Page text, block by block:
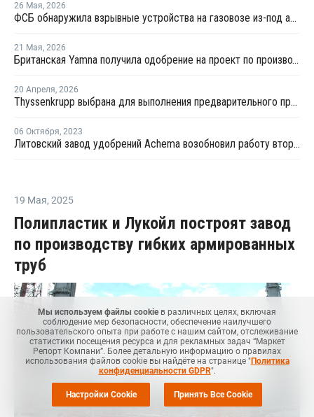
26 Мая, 2026
ФСБ обнаружила взрывные устройства на газовозе из-под аммиака в Усть-Луге
21 Мая, 2026
Британская Yamna получила одобрение на проект по производству "зеленого" аммиака в Индии
20 Апреля, 2026
Thyssenkrupp выбрана для выполнения предварительного проектирования увеличения экспорта аммиака в Брунее
06 Октября, 2023
Литовский завод удобрений Achema возобновил работу второго цеха аммиака
19 Мая, 2025
Полипластик и Лукойл построят завод
по производству гибких армированных
труб
Мы используем файлы cookieв различных целях, включая
соблюдение мер безопасности, обеспечение наилучшего
пользовательского опыта при работе с нашим сайтом, отслеживание
статистики посещения ресурса и для рекламных задач “Маркет
Репорт Компани”. Более детальную информацию о правилах
использования файлов cookie вы найдёте на странице "Политика
конфиденциальности GDPR".
Настройки Cookie Принять Все Cookie